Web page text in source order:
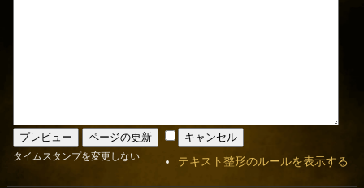
タイムスタンプを変更しない テキスト整形のルールを表示する